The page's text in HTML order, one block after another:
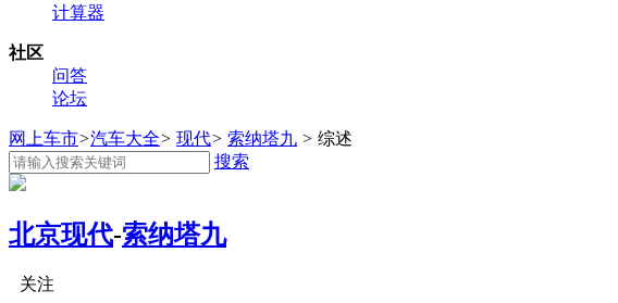
计算器
社区
问答
论坛
网上车市>汽车大全> 现代> 索纳塔九 > 综述
搜索
北京现代-索纳塔九
关注